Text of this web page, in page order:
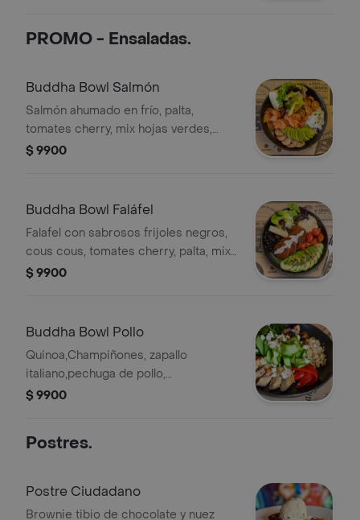
fritas.
PROMO - Ensaladas.
Buddha Bowl Salmón
Salmón ahumado en frío, palta,
tomates cherry, mix hojas verdes,
rábanos y arroz blanco.
$ 9900
Buddha Bowl Faláfel
Falafel con sabrosos frijoles negros,
cous cous, tomates cherry, palta, mix
hojas verdes y nueces. Todo
$ 9900
Buddha Bowl Pollo
Quinoa,Champiñones, zapallo
italiano,pechuga de pollo,
pimiento,mix de albahaca rúcula,
$ 9900
Postres.
Postre Ciudadano
Brownie tibio de chocolate y nuez